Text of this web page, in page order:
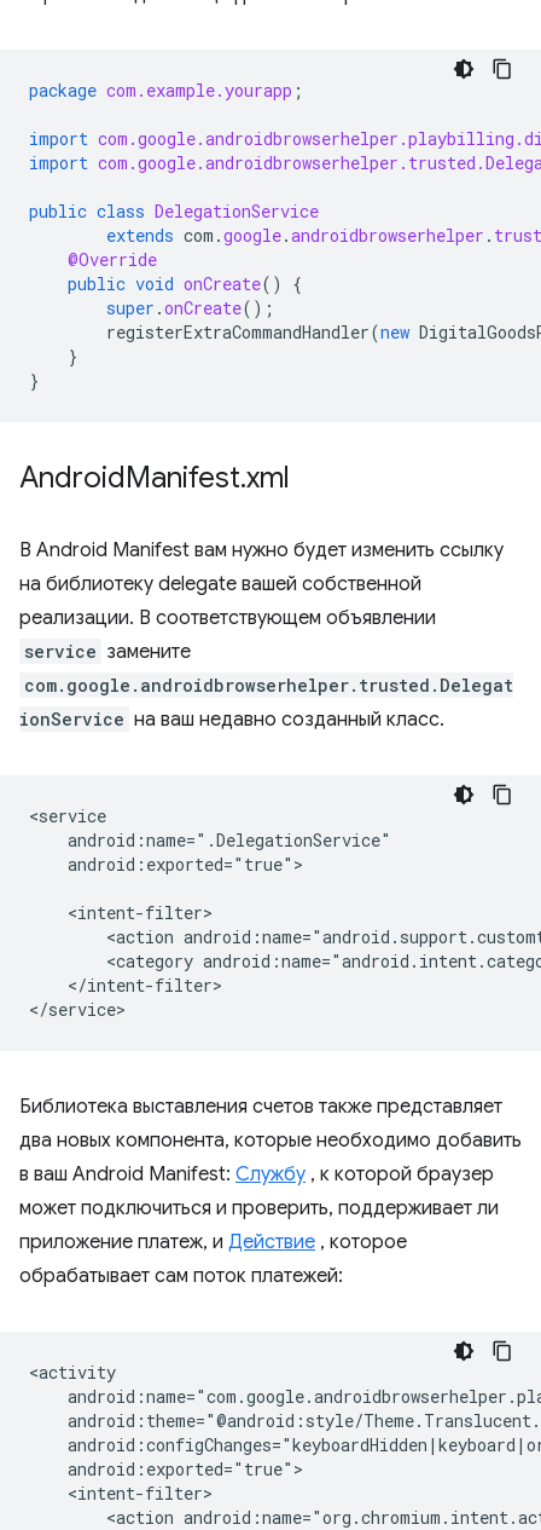
package com.example.yourapp ;
import
import
public class DelegationService
extends com .google.androidbrowserhelper .
@Override
public void onCreate()
{
super .onCreate();
registerExtraCommandHandler(new
}
}
AndroidManifest.xml
В Android Manifest вам нужно будет изменить ссылку
на библиотеку delegate вашей собственной
реализации. В соответствующем объявлении
service замените
com.google.androidbrowserhelper.trusted.Delegat
ionService на ваш недавно созданный класс.
android:exported="true">
<action
<category
</intent-filter>
Библиотека выставления счетов также представляет
два новых компонента, которые необходимо добавить
в ваш Android Manifest: Службу , к которой браузер
может подключиться и проверить, поддерживает ли
приложение платеж, и Действие , которое
обрабатывает сам поток платежей:
<action